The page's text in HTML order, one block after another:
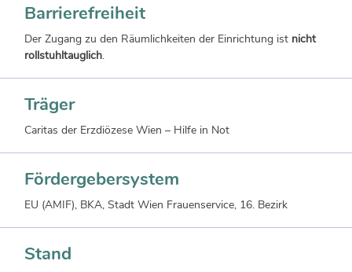
Barrierefreiheit
Der Zugang zu den Räumlichkeiten der Einrichtung ist nicht
rollstuhltauglich.
Träger
Caritas der Erzdiözese Wien – Hilfe in Not
Fördergebersystem
EU (AMIF), BKA, Stadt Wien Frauenservice, 16. Bezirk
Stand